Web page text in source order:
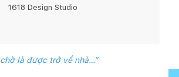
1618 Design Studio
là được trở về nhà…”